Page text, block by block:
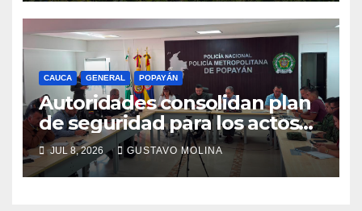
CAUCA GENERAL POPAYÁN
Autoridades consolidan plan
de seguridad para los actos
conmemorativos del 20 de
julio
JUL 8, 2026 GUSTAVO MOLINA